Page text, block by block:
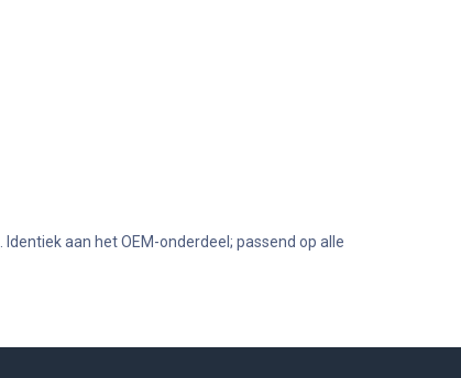
. Identiek aan het OEM-onderdeel; passend op alle